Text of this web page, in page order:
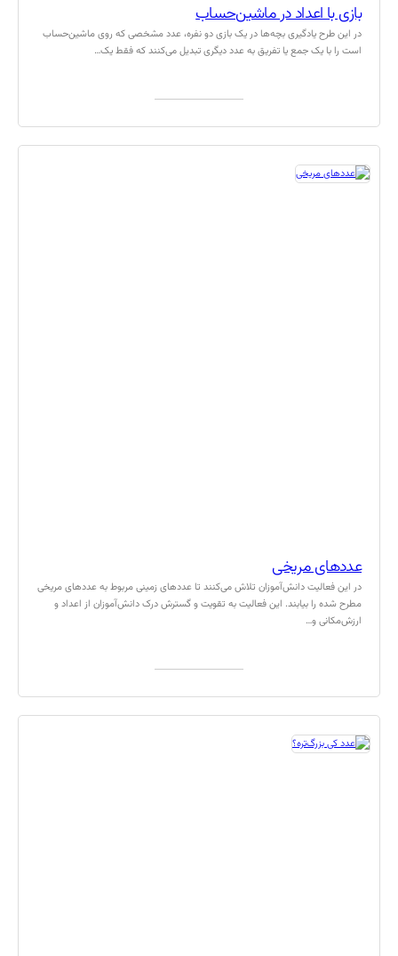
بازی با اعداد در ماشین‌حساب
در این طرح یادگیری بچه‌ها در یک بازی دو نفره، عدد مشخصی که روی ماشین‌حساب
است را با یک جمع یا تفریق به عدد دیگری تبدیل می‌کنند که فقط یک…
عددهای مریخی
در این فعالیت دانش‌آموزان تلاش می‌کنند تا عددهای زمینی مربوط به عددهای مریخی
مطرح شده را بیابند. این فعالیت به تقویت و گسترش درک دانش‌آموزان از اعداد و
ارزش‌مکانی و…